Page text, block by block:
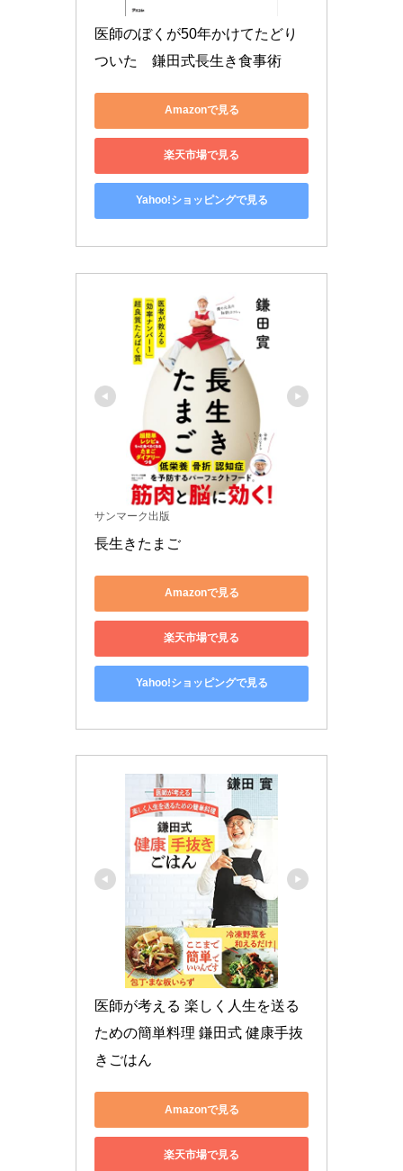
医師のぼくが50年かけてたどり
ついた　鎌田式長生き食事術
Amazonで見る
楽天市場で見る
Yahoo!ショッピングで見る
サンマーク出版
長生きたまご
Amazonで見る
楽天市場で見る
Yahoo!ショッピングで見る
医師が考える 楽しく人生を送る
ための簡単料理 鎌田式 健康手抜
きごはん
Amazonで見る
楽天市場で見る